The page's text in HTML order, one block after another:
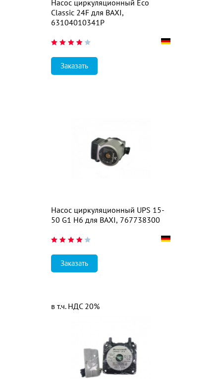
Насос циркуляционный Eco
Classic 24F для BAXI,
63104010341P
Заказать
Насос циркуляционный UPS 15-
50 G1 H6 для BAXI, 767738300
Заказать
в т.ч. НДС 20%